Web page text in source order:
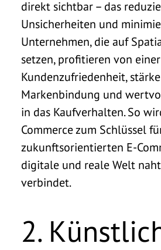
direkt sichtbar – das
Unsicherheiten und
Unternehmen, die auf
setzen, profitieren von
Kundenzufriedenheit,
Markenbindung und
in das Kaufverhalten. So
Commerce zum Schlüssel
zukunftsorientierten E-
digitale und reale Welt
verbindet.
2.